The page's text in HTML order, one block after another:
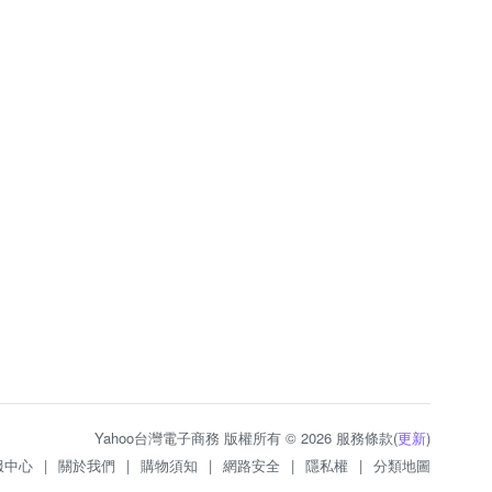
Yahoo台灣電子商務 版權所有 © 2026 服務條款(更新)
中心 | 關於我們 | 購物須知 | 網路安全 | 隱私權 | 分類地圖